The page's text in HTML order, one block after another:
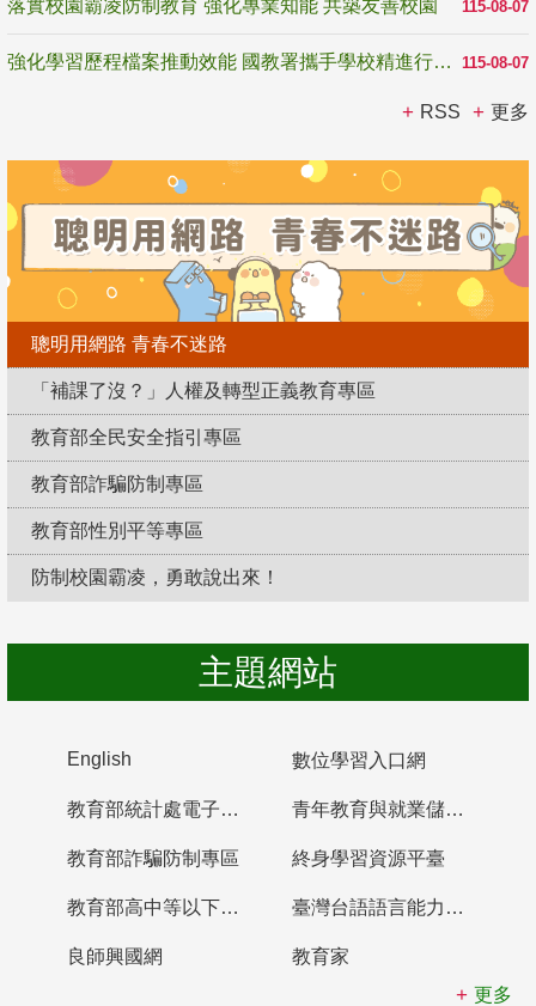
115-08-07
落實校園霸凌防制教育 強化專業知能 共築友善校園
115-08-07
強化學習歷程檔案推動效能 國教署攜手學校精進行政與教學支持
RSS 更多
聰明用網路 青春不迷路
「補課了沒？」人權及轉型正義教育專區
教育部全民安全指引專區
教育部詐騙防制專區
教育部性別平等專區
防制校園霸凌，勇敢說出來！
主題網站
English 數位學習入口網
教育部統計處電子書櫃 青年教育與就業儲蓄帳戶
教育部詐騙防制專區 終身學習資源平臺
教育部高中等以下學校及幼兒園教師資格檢定考試 臺灣台語語言能力認證網站
良師興國網
教育家
更多